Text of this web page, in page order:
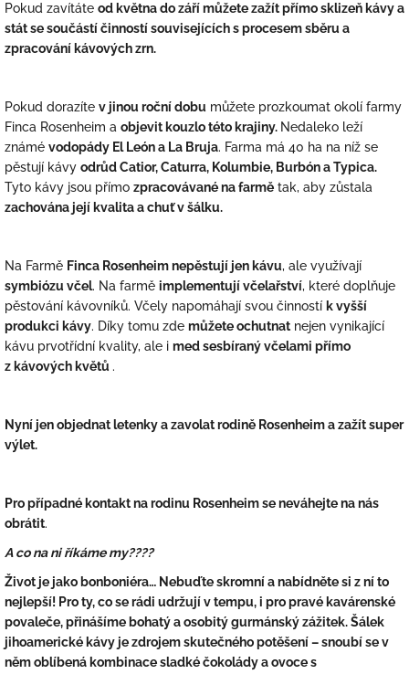
Pokud zavítáte od května do září můžete zažít přímo sklizeň kávy a
stát se součástí činností souvisejících s procesem sběru a
zpracování kávových zrn.
Pokud dorazíte v jinou roční dobu můžete prozkoumat okolí farmy
Finca Rosenheim a objevit kouzlo této krajiny. Nedaleko leží
známé vodopády El León a La Bruja. Farma má 40 ha na níž se
pěstují kávy odrůd Catior, Caturra, Kolumbie, Burbón a Typica.
Tyto kávy jsou přímo zpracovávané na farmě tak, aby zůstala
zachována její kvalita a chuť v šálku.
Na Farmě Finca Rosenheim nepěstují jen kávu, ale využívají
symbiózu včel. Na farmě implementují včelařství, které doplňuje
pěstování kávovníků. Včely napomáhají svou činností k vyšší
produkci kávy. Díky tomu zde můžete ochutnat nejen vynikající
kávu prvotřídní kvality, ale i med sesbíraný včelami přímo
z kávových květů .
Nyní jen objednat letenky a zavolat rodině Rosenheim a zažít super
výlet.
Pro případné kontakt na rodinu Rosenheim se neváhejte na nás
obrátit.
A co na ni říkáme my????
Život je jako bonboniéra… Nebuďte skromní a nabídněte si z ní to
nejlepší! Pro ty, co se rádi udržují v tempu, i pro pravé kavárenské
povaleče, přinášíme bohatý a osobitý gurmánský zážitek. Šálek
jihoamerické kávy je zdrojem skutečného potěšení – snoubí se v
něm oblíbená kombinace sladké čokolády a ovoce s